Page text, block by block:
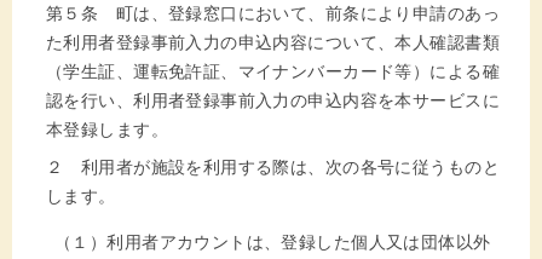
第５条 町は、登録窓口において、前条により申請のあっ
た利用者登録事前入力の申込内容について、本人確認書類
（学生証、運転免許証、マイナンバーカード等）による確
認を行い、利用者登録事前入力の申込内容を本サービスに
本登録します。
２ 利用者が施設を利用する際は、次の各号に従うものと
します。
（１）利用者アカウントは、登録した個人又は団体以外